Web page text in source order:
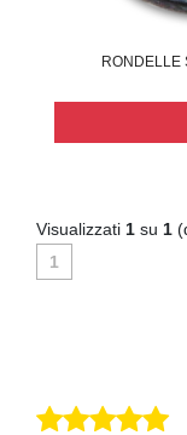
RONDELLE
Visualizzati 1 su 1
1